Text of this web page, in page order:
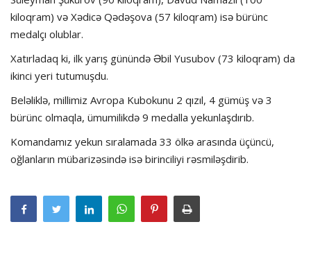
kiloqram) və Xədicə Qədəşova (57 kiloqram) isə bürünc
medalçı olublar.
Xatırladaq ki, ilk yarış günündə Əbil Yusubov (73 kiloqram) da
ikinci yeri tutumuşdu.
Beləliklə, millimiz Avropa Kubokunu 2 qızıl, 4 gümüş və 3
bürünc olmaqla, ümumilikdə 9 medalla yekunlaşdırıb.
Komandamız yekun sıralamada 33 ölkə arasında üçüncü,
oğlanların mübarizəsində isə birinciliyi rəsmiləşdirib.